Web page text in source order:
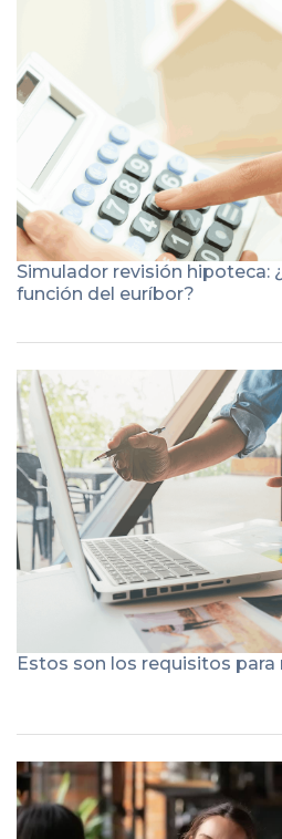
Simulador revisión hipoteca:
función del euríbor?
Estos son los requisitos